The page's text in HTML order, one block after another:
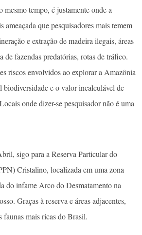
mesmo tempo, é justamente onde a
ameaçada que pesquisadores mais temem
e extração de madeira ilegais, áreas
de fazendas predatórias, rotas de tráfico.
riscos envolvidos ao explorar a Amazônia
biodiversidade e o valor incalculável de
onde dizer-se pesquisador não é uma
sigo para a Reserva Particular do
Cristalino, localizada em uma zona
do infame Arco do Desmatamento na
Graças à reserva e áreas adjacentes,
faunas mais ricas do Brasil.